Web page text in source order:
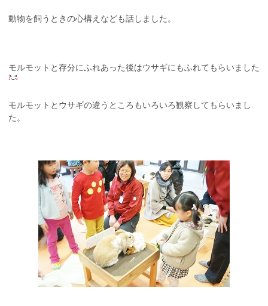
動物を飼うときの心構えなども話しました。
モルモットと存分にふれあった後はウサギにもふれてもらいました
モルモットとウサギの違うところもいろいろ観察してもらいまし
た。